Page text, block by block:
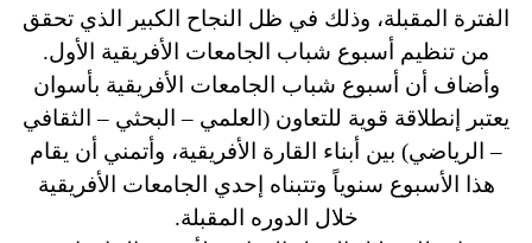
الفترة المقبلة، وذلك في ظل النجاح الكبير الذي تحقق
من تنظيم أسبوع شباب الجامعات الأفريقية الأول.
وأضاف أن أسبوع شباب الجامعات الأفريقية بأسوان
يعتبر إنطلاقة قوية للتعاون (العلمي – البحثي – الثقافي
– الرياضي) بين أبناء القارة الأفريقية، وأتمني أن يقام
هذا الأسبوع سنوياً وتتبناه إحدي الجامعات الأفريقية
خلال الدوره المقبلة.